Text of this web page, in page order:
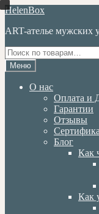
Перейти
навигации
Перейти
содержимому
HelenBox
ART-ателье мужских
Искать:
Меню
О нас
Оплата и
Гарантии
Отзывы
Блог
Как
Как